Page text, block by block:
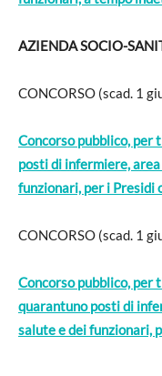
AZIENDA SOCIO-
CONCORSO (scad. 1
Concorso pubblico, per
posti di infermiere,
funzionari, per i Presidi
CONCORSO (scad. 1
Concorso pubblico, per
quarantuno posti di
salute e dei funzionari,